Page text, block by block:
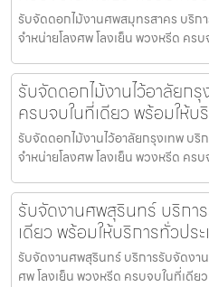
รับจัดดอกไม้งานศพสมุทรสาคร บริ
จำหน่ายโลงศพ โลงเย็น พวงหรีด คร
รับจัดดอกไม้งานไว้อาลัยก
ครบจบในที่เดียว พร้อมให้บ
รับจัดดอกไม้งานไว้อาลัยกรุงเทพ บ
จำหน่ายโลงศพ โลงเย็น พวงหรีด คร
รับจัดงานศพสุรินทร์ บริกา
เดียว พร้อมให้บริการทั่วปร
รับจัดงานศพสุรินทร์ บริการรับจัดงา
ศพ โลงเย็น พวงหรีด ครบจบในที่เดีย